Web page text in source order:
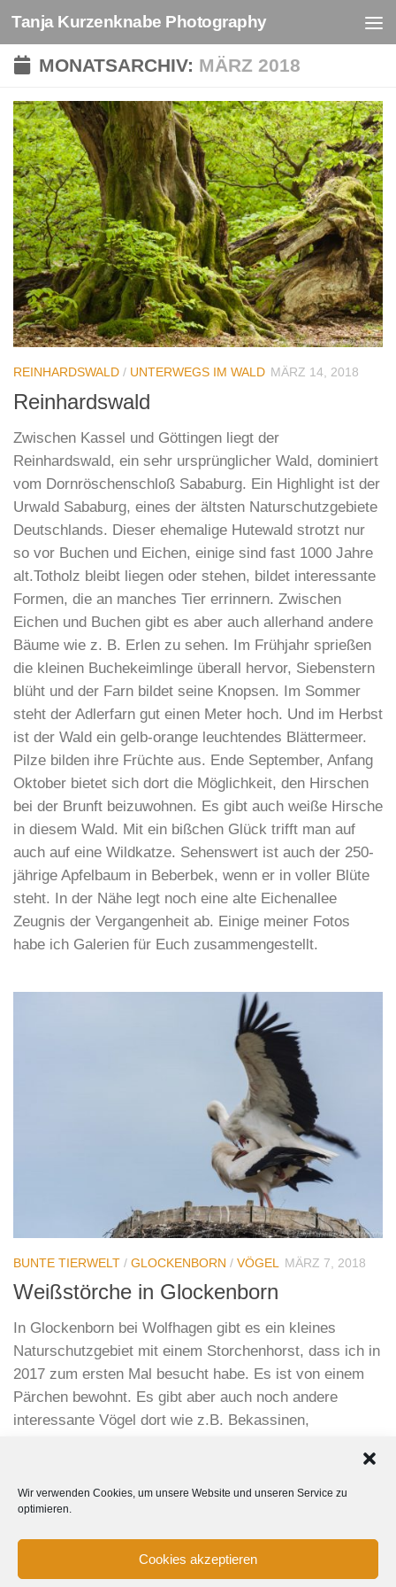
Wir verwenden Cookies, um unsere Website und unseren Service zu
optimieren.
Cookies akzeptieren
Zum Inhalt springen
Tanja Kurzenknabe Photography
MONATSARCHIV: MÄRZ 2018
REINHARDSWALD / UNTERWEGS IM WALD MÄRZ 14, 2018
Reinhardswald
Zwischen Kassel und Göttingen liegt der
Reinhardswald, ein sehr ursprünglicher Wald, dominiert
vom Dornröschenschloß Sababurg. Ein Highlight ist der
Urwald Sababurg, eines der ältsten Naturschutzgebiete
Deutschlands. Dieser ehemalige Hutewald strotzt nur
so vor Buchen und Eichen, einige sind fast 1000 Jahre
alt.Totholz bleibt liegen oder stehen, bildet interessante
Formen, die an manches Tier errinnern. Zwischen
Eichen und Buchen gibt es aber auch allerhand andere
Bäume wie z. B. Erlen zu sehen. Im Frühjahr sprießen
die kleinen Buchekeimlinge überall hervor, Siebenstern
blüht und der Farn bildet seine Knopsen. Im Sommer
steht der Adlerfarn gut einen Meter hoch. Und im Herbst
ist der Wald ein gelb-orange leuchtendes Blättermeer.
Pilze bilden ihre Früchte aus. Ende September, Anfang
Oktober bietet sich dort die Möglichkeit, den Hirschen
bei der Brunft beizuwohnen. Es gibt auch weiße Hirsche
in diesem Wald. Mit ein bißchen Glück trifft man auf
auch auf eine Wildkatze. Sehenswert ist auch der 250-
jährige Apfelbaum in Beberbek, wenn er in voller Blüte
steht. In der Nähe legt noch eine alte Eichenallee
Zeugnis der Vergangenheit ab. Einige meiner Fotos
habe ich Galerien für Euch zusammengestellt.
BUNTE TIERWELT / GLOCKENBORN / VÖGEL MÄRZ 7, 2018
Weißstörche in Glockenborn
In Glockenborn bei Wolfhagen gibt es ein kleines
Naturschutzgebiet mit einem Storchenhorst, dass ich in
2017 zum ersten Mal besucht habe. Es ist von einem
Pärchen bewohnt. Es gibt aber auch noch andere
interessante Vögel dort wie z.B. Bekassinen,